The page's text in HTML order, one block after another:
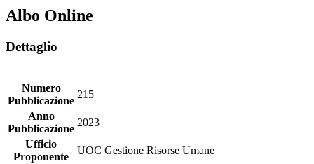
Albo Online
Dettaglio
Numero
Pubblicazione
215
Anno
Pubblicazione
2023
Ufficio
Proponente
UOC Gestione Risorse Umane